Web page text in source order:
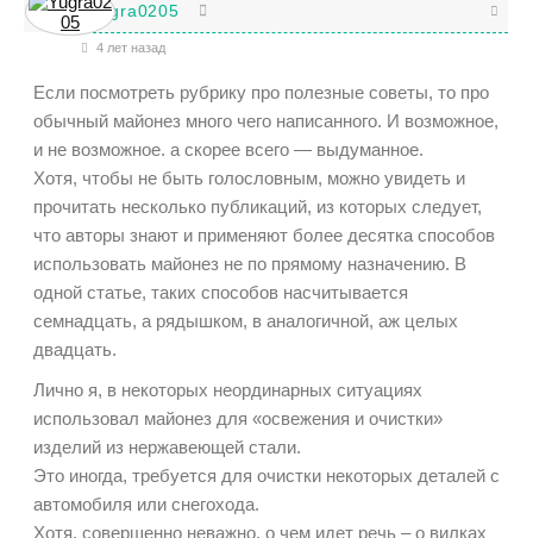
Yugra0205
4 лет назад
Если посмотреть рубрику про полезные советы, то про
обычный майонез много чего написанного. И возможное,
и не возможное. а скорее всего — выдуманное.
Хотя, чтобы не быть голословным, можно увидеть и
прочитать несколько публикаций, из которых следует,
что авторы знают и применяют более десятка способов
использовать майонез не по прямому назначению. В
одной статье, таких способов насчитывается
семнадцать, а рядышком, в аналогичной, аж целых
двадцать.
Лично я, в некоторых неординарных ситуациях
использовал майонез для «освежения и очистки»
изделий из нержавеющей стали.
Это иногда, требуется для очистки некоторых деталей с
автомобиля или снегохода.
Хотя, совершенно неважно, о чем идет речь – о вилках